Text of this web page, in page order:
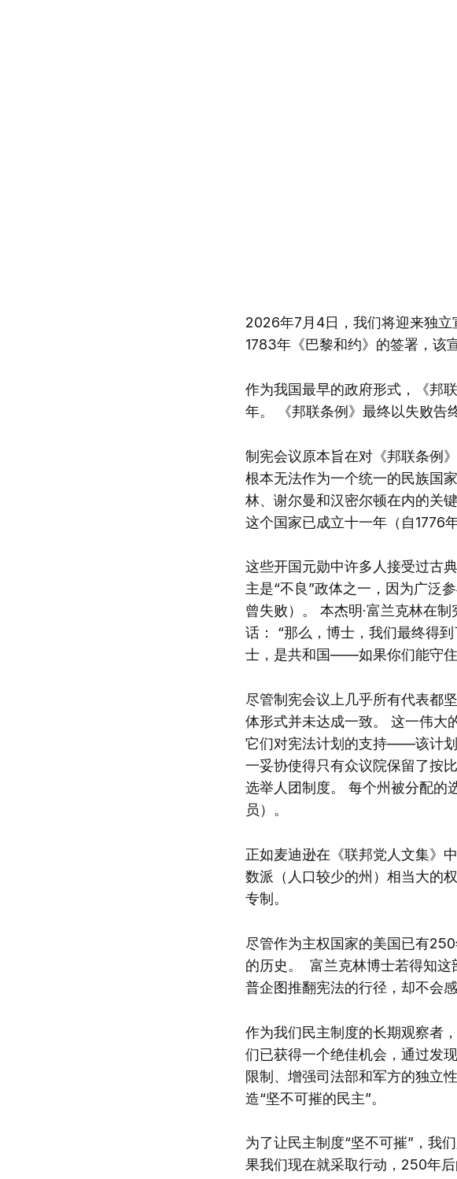
2026年7月4日，我们将迎来独
1783年《巴黎和约》的签署，该
作为我国最早的政府形式，《邦
年。 《邦联条例》最终以失败告
制宪会议原本旨在对《邦联条例
根本无法作为一个统一的民族国
林、谢尔曼和汉密尔顿在内的关
这个国家已成立十一年（自1776年
这些开国元勋中许多人接受过古
主是“不良”政体之一，因为广泛
曾失败）。 本杰明·富兰克林在
话： “那么，博士，我们最终得
士，是共和国——如果你们能守
尽管制宪会议上几乎所有代表都
体形式并未达成一致。 这一伟大
它们对宪法计划的支持——该计
一妥协使得只有众议院保留了按
选举人团制度。 每个州被分配的
员）。
正如麦迪逊在《联邦党人文集》
数派（人口较少的州）相当大的
专制。
尽管作为主权国家的美国已有
的历史。 富兰克林博士若得知这
普企图推翻宪法的行径，却不会感
作为我们民主制度的长期观察者
们已获得一个绝佳机会，通过发
限制、增强司法部和军方的独立
造“坚不可摧的民主”。
为了让民主制度“坚不可摧”，我
果我们现在就采取行动，250年后